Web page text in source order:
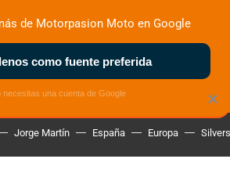
DEPORTIVAS MOTOS ELÉCTRICAS
Jorge Martín España Europa
×
de Motorpasion Moto en Google
como fuente preferida
necesitas una cuenta de Google